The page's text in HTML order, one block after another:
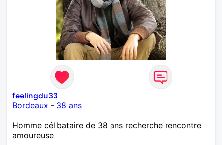
feelingdu33
Bordeaux - 38 ans
Homme célibataire de 38 ans recherche rencontre
amoureuse